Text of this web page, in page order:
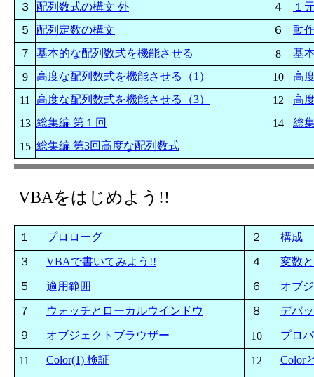
３
配列数式の構文 外 ４
１
５
配列定数の構文 ６
動
７
基本的な配列数式を機能させる 8
基
9
高度な配列数式を機能させる（1） 10
高
11
高度な配列数式を機能させる（3） 12
高
13 総集編 第１回 14
総
15 総集編 第3回高度な配列数式
VBAをはじめよう!!
１ プロローグ ２ 構成
３ VBAで書いてみよう!! ４ 変数
５ 適用範囲 ６ オブ
７ ウォッチとローカルウインドウ ８ デバ
９ オブジェクトブラウザー 10 プロ
11 Color(1) 検証 12 Color